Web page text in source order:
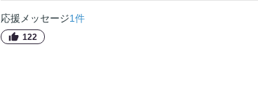
応援メッセージ1件
122